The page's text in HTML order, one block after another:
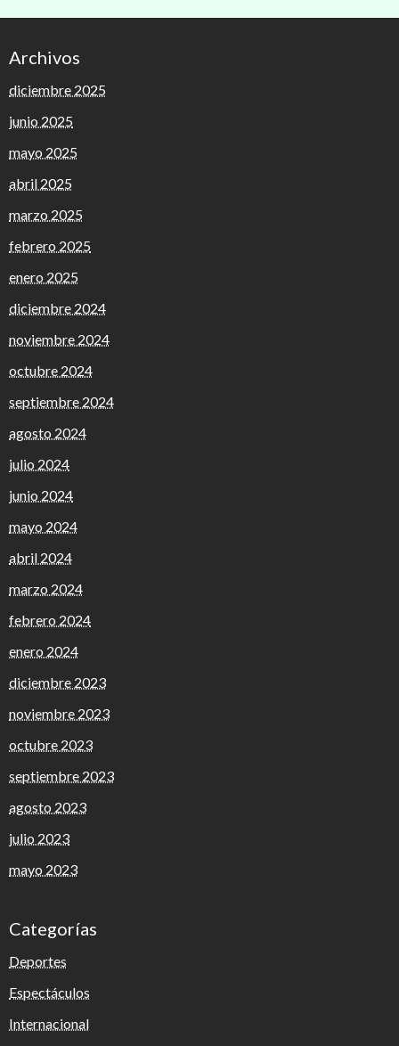
Archivos
diciembre 2025
junio 2025
mayo 2025
abril 2025
marzo 2025
febrero 2025
enero 2025
diciembre 2024
noviembre 2024
octubre 2024
septiembre 2024
agosto 2024
julio 2024
junio 2024
mayo 2024
abril 2024
marzo 2024
febrero 2024
enero 2024
diciembre 2023
noviembre 2023
octubre 2023
septiembre 2023
agosto 2023
julio 2023
mayo 2023
Categorías
Deportes
Espectáculos
Internacional